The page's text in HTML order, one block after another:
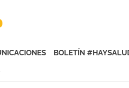
BOLETÍN